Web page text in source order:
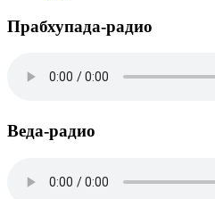
Прабхупада-радио
Веда-радио